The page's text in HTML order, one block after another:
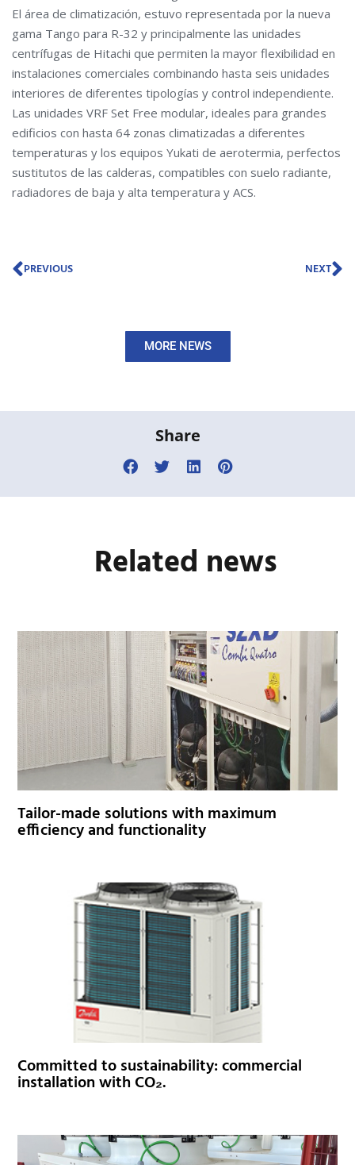
El área de climatización, estuvo representada por la nueva
gama Tango para R-32 y principalmente las unidades
centrífugas de Hitachi que permiten la mayor flexibilidad en
instalaciones comerciales combinando hasta seis unidades
interiores de diferentes tipologías y control independiente.
Las unidades VRF Set Free modular, ideales para grandes
edificios con hasta 64 zonas climatizadas a diferentes
temperaturas y los equipos Yukati de aerotermia, perfectos
sustitutos de las calderas, compatibles con suelo radiante,
radiadores de baja y alta temperatura y ACS.
Prev
PREVIOUS NEXT
MORE NEWS
Share
Related news
Tailor-made solutions with maximum
efficiency and functionality
Committed to sustainability: commercial
installation with CO₂.